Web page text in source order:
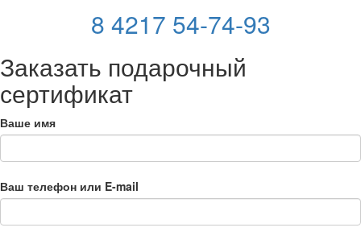
8 4217 54-74-93
Заказать подарочный
сертификат
Ваше имя
Ваш телефон или E-mail